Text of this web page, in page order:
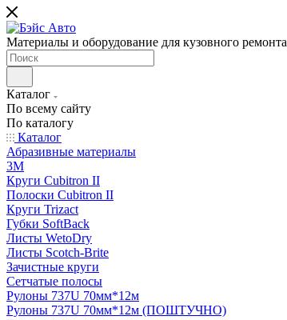
Материалы и оборудование для кузовного ремонта
Каталог
По всему сайту
По каталогу
Каталог
Абразивные материалы
3M
Круги Cubitron II
Полоски Cubitron II
Круги Trizact
Губки SoftBack
Листы WetoDry
Листы Scotch-Brite
Зачистные круги
Сетчатые полосы
Рулоны 737U 70мм*12м
Рулоны 737U 70мм*12м (ПОШТУЧНО)